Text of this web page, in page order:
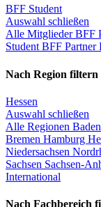
BFF Student
Auswahl schließen
Alle MitgliederBFF
Student BFF Partner
Nach Region filtern
Hessen
Auswahl schließen
Alle Regionen
Bremen Hamburg
Niedersachsen
Sachsen Sachsen-
International
Nach Fachbereich